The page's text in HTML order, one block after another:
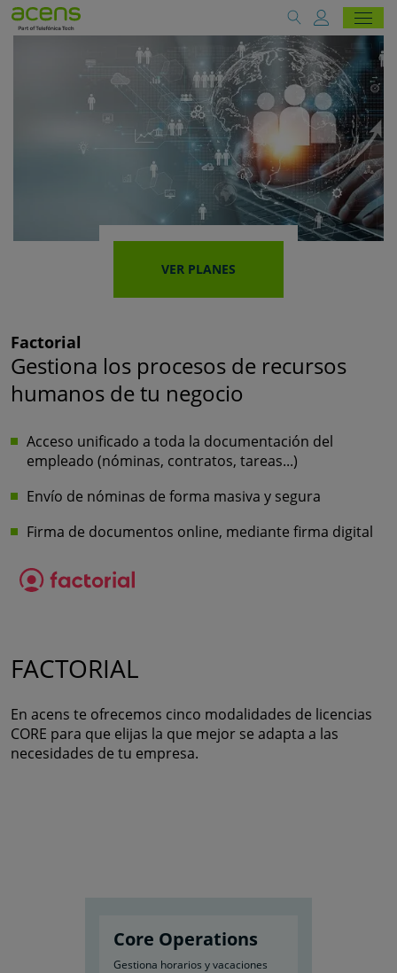
VER PLANES
Factorial
Gestiona los procesos de recursos
humanos de tu negocio
Acceso unificado a toda la documentación del
empleado (nóminas, contratos, tareas...)
Envío de nóminas de forma masiva y segura
Firma de documentos online, mediante firma digital
FACTORIAL
En acens te ofrecemos cinco modalidades de licencias
CORE para que elijas la que mejor se adapta a las
necesidades de tu empresa.
Core Operations
Gestiona horarios y vacaciones